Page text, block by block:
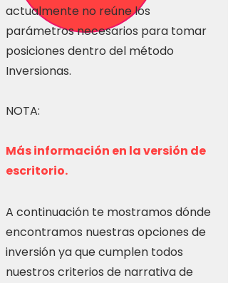
actualmente no reúne los
parámetros necesarios para tomar
posiciones dentro del método
Inversionas.
NOTA:
Más información en la versión de
escritorio.
A continuación te mostramos dónde
encontramos nuestras opciones de
inversión ya que cumplen todos
nuestros criterios de narrativa de